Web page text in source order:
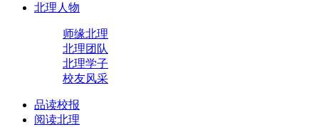
北理人物
师缘北理
北理团队
北理学子
校友风采
品读校报
阅读北理